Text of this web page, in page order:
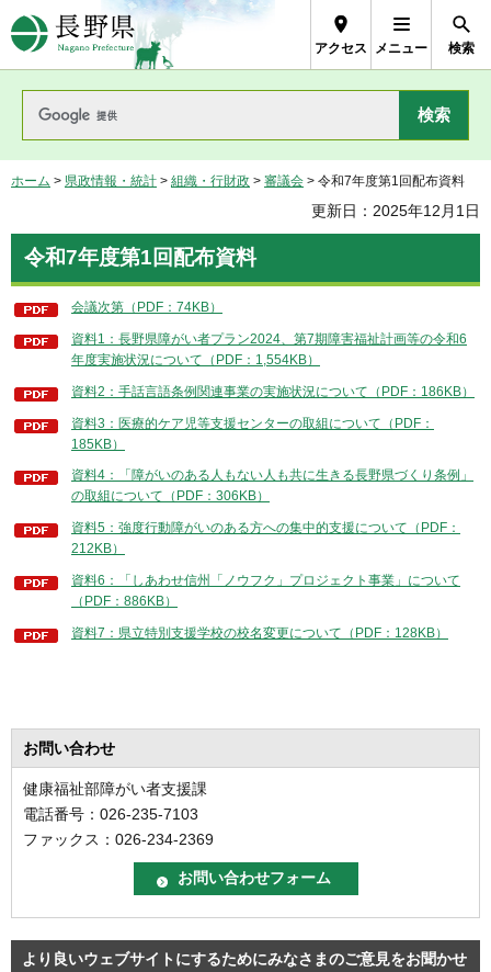
長野県Nagano Prefecture
アクセス メニュー 検索
ホーム > 県政情報・統計 > 組織・行財政 > 審議会 > 令和7年度第1回配布資料
更新日：2025年12月1日
令和7年度第1回配布資料
会議次第（PDF：74KB）
資料1：長野県障がい者プラン2024、第7期障害福祉計画等の令和6
年度実施状況について（PDF：1,554KB）
資料2：手話言語条例関連事業の実施状況について（PDF：186KB）
資料3：医療的ケア児等支援センターの取組について（PDF：
185KB）
資料4：「障がいのある人もない人も共に生きる長野県づくり条例」
の取組について（PDF：306KB）
資料5：強度行動障がいのある方への集中的支援について（PDF：
212KB）
資料6：「しあわせ信州「ノウフク」プロジェクト事業」について
（PDF：886KB）
資料7：県立特別支援学校の校名変更について（PDF：128KB）
お問い合わせ
健康福祉部障がい者支援課
電話番号：026-235-7103
ファックス：026-234-2369
より良いウェブサイトにするためにみなさまのご意見をお聞かせ